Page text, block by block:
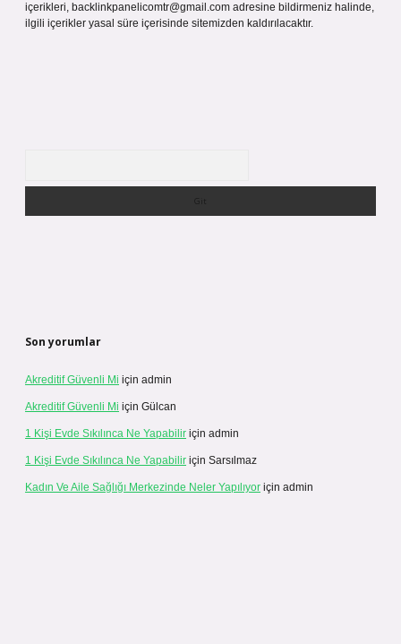
içerikleri, backlinkpanelicomtr@gmail.com adresine bildirmeniz halinde,
ilgili içerikler yasal süre içerisinde sitemizden kaldırılacaktır.
Son yorumlar
Akreditif Güvenli Mi için admin
Akreditif Güvenli Mi için Gülcan
1 Kişi Evde Sıkılınca Ne Yapabilir için admin
1 Kişi Evde Sıkılınca Ne Yapabilir için Sarsılmaz
Kadın Ve Aile Sağlığı Merkezinde Neler Yapılıyor için admin